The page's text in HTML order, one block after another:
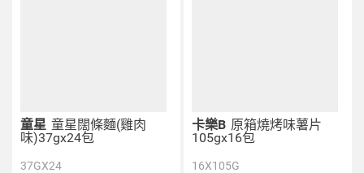
童星 童星闊條麵(雞肉
味)37gx24包
37GX24
卡樂B 原箱燒烤味薯片
105gx16包
16X105G